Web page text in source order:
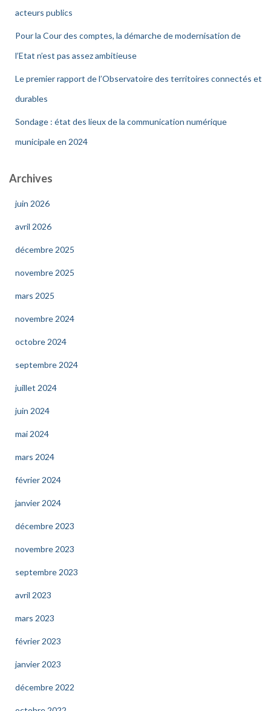
acteurs publics
Pour la Cour des comptes, la démarche de modernisation de
l’Etat n’est pas assez ambitieuse
Le premier rapport de l’Observatoire des territoires connectés et
durables
Sondage : état des lieux de la communication numérique
municipale en 2024
Archives
juin 2026
avril 2026
décembre 2025
novembre 2025
mars 2025
novembre 2024
octobre 2024
septembre 2024
juillet 2024
juin 2024
mai 2024
mars 2024
février 2024
janvier 2024
décembre 2023
novembre 2023
septembre 2023
avril 2023
mars 2023
février 2023
janvier 2023
décembre 2022